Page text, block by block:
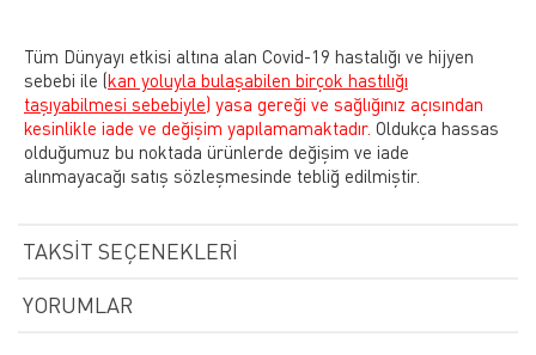
Tüm Dünyayı etkisi altına alan Covid-19 hastalığı ve hijyen
sebebi ile (kan yoluyla bulaşabilen birçok hastılığı
taşıyabilmesi sebebiyle) yasa gereği ve sağlığınız açısından
kesinlikle iade ve değişim yapılamamaktadır. Oldukça hassas
olduğumuz bu noktada ürünlerde değişim ve iade
alınmayacağı satış sözleşmesinde tebliğ edilmiştir.
TAKSIT SEÇENEKLERI
YORUMLAR